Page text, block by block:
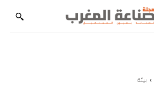
بيئة